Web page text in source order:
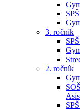
3. ročník
2. ročník